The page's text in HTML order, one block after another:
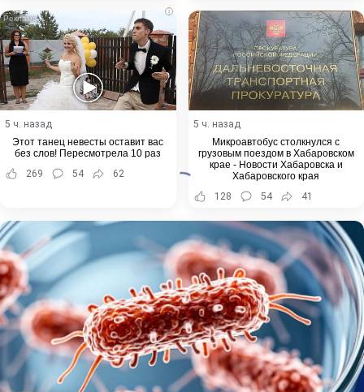
i
5 ч. назад
Этот танец невесты оставит вас
без слов! Пересмотрела 10 раз
269
54 62
5 ч. назад
Микроавтобус столкнулся с
грузовым поездом в Хабаровском
крае - Новости Хабаровска и
Хабаровского края
128
54 41